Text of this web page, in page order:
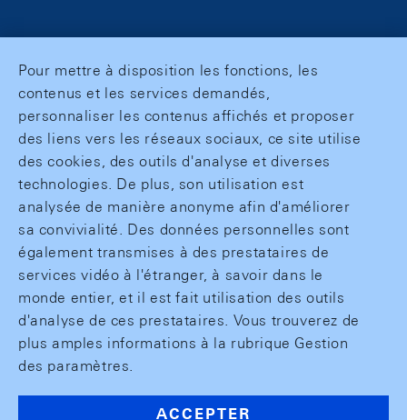
Pour mettre à disposition les fonctions, les
contenus et les services demandés,
personnaliser les contenus affichés et proposer
des liens vers les réseaux sociaux, ce site utilise
des cookies, des outils d'analyse et diverses
technologies. De plus, son utilisation est
analysée de manière anonyme afin d'améliorer
sa convivialité. Des données personnelles sont
également transmises à des prestataires de
services vidéo à l'étranger, à savoir dans le
monde entier, et il est fait utilisation des outils
d'analyse de ces prestataires. Vous trouverez de
plus amples informations à la rubrique Gestion
des paramètres.
ACCEPTER